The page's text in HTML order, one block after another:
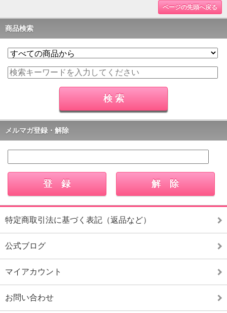
ページの先頭へ戻る
商品検索
メルマガ登録・解除
特定商取引法に基づく表記（返品など）
公式ブログ
マイアカウント
お問い合わせ